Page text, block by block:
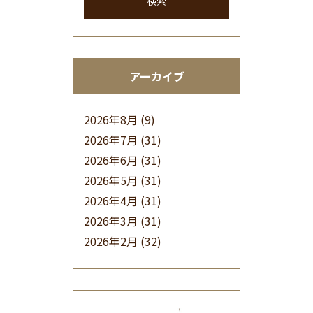
アーカイブ
2026年8月 (9)
2026年7月 (31)
2026年6月 (31)
2026年5月 (31)
2026年4月 (31)
2026年3月 (31)
2026年2月 (32)